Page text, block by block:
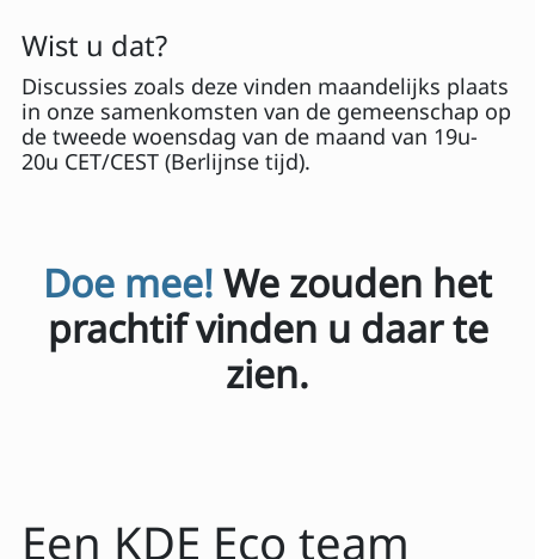
Wist u dat?
Discussies zoals deze vinden maandelijks plaats
in onze samenkomsten van de gemeenschap op
de tweede woensdag van de maand van 19u-
20u CET/CEST (Berlijnse tijd).
Doe mee! We zouden het
prachtif vinden u daar te
zien.
Een KDE Eco team